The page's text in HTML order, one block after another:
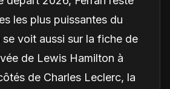
les plus puissantes du
voit aussi sur la fiche de
de Lewis Hamilton à
de Charles Leclerc, la